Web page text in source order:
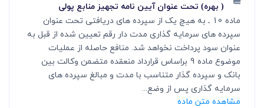
( بهره) تحت عنوان آیین نامه تجهیز منابع پولی
ماده 10 ـ به هیچ یک از سپرده های دریافتی تحت عنوان
سپرده های سرمایه گذاری مدت دار رقم تعیین شده از قبل به
عنوان سود پرداخت نخواهد شد. منافع حاصله از عملیات
موضوع ماده 9 براساس قرارداد منعقده متضمن وکالت بین
بانک و سپرده گذار متناسب با مدت و مبالغ سپرده های
سرمایه گذاری پس از وضع...
مشاهده متن ماده